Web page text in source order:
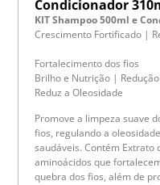
Condicionador
KIT Shampoo 500ml e
Crescimento Fortificado |
Fortalecimento dos fios
Brilho e Nutrição |
Reduz a Oleosidade
Promove a limpeza suave
fios, regulando a
saudáveis. Contém Extrato
aminoácidos que
quebra dos fios, além de